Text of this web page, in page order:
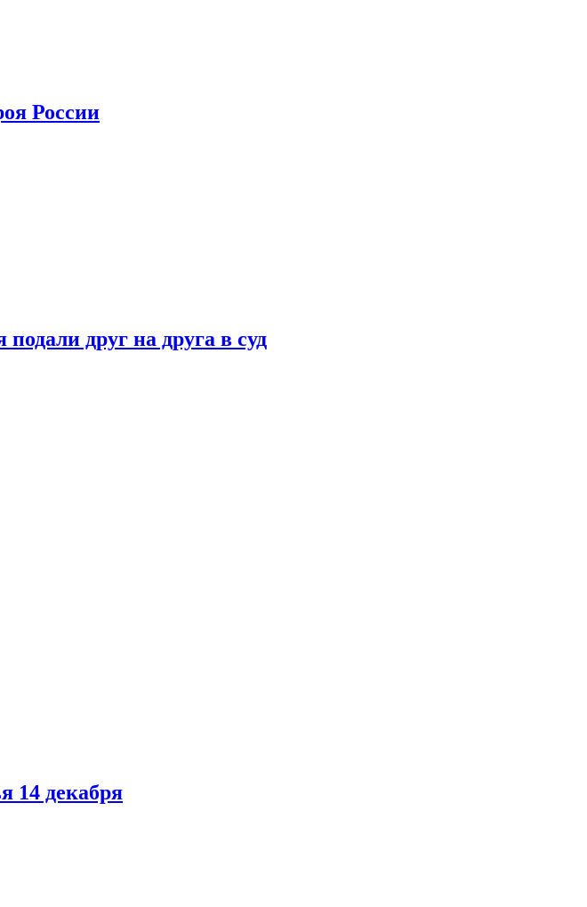
России
друг на друга в суд
14 декабря